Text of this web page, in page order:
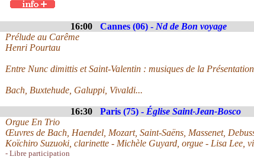
16:00 Cannes (06) - Nd de Bon voyage
Prélude au Carême
Henri Pourtau
Entre Nunc dimittis et Saint-Valentin : musiques de la
Bach, Buxtehude, Galuppi, Vivaldi...
16:30 Paris (75) - Église Saint-Jean-Bosco
Orgue En Trio
Œuvres de Bach, Haendel, Mozart, Saint-Saëns, Massenet,
Koïchiro Suzuoki, clarinette - Michèle Guyard, orgue - Lisa Lee,
- Libre participation